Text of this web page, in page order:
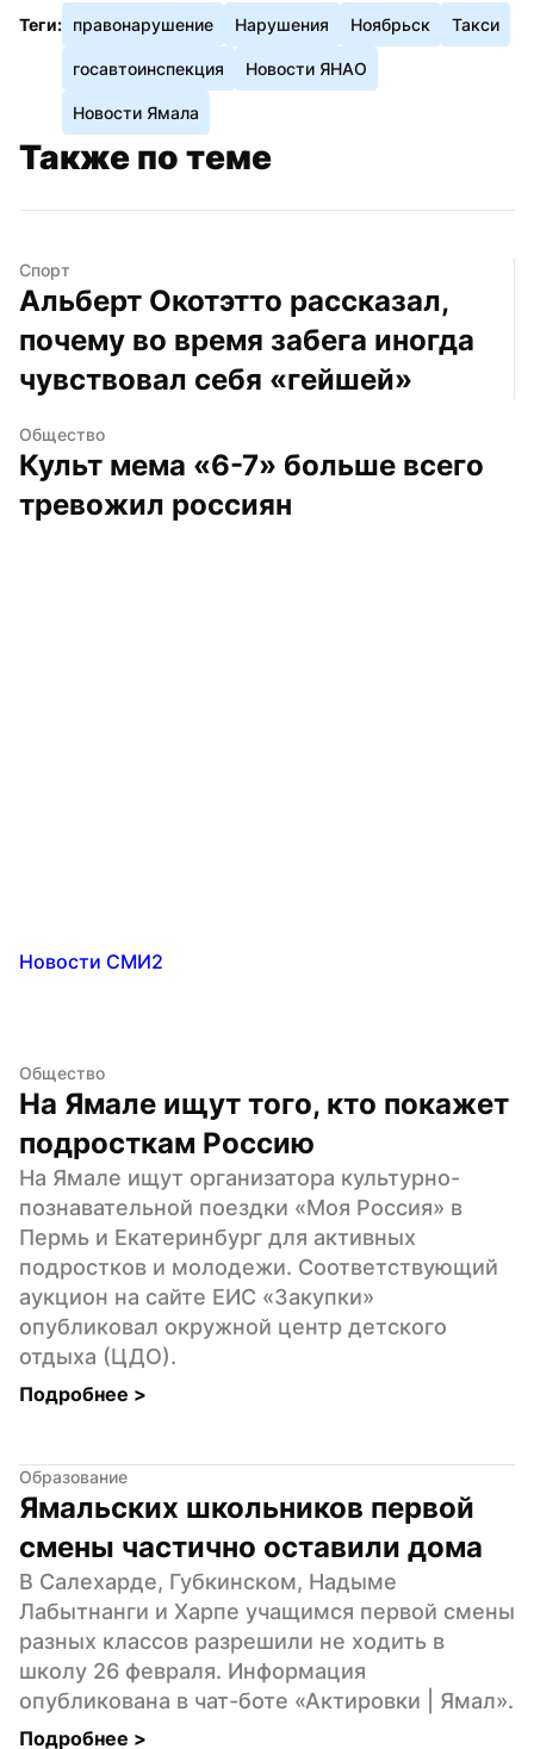
Теги: правонарушение Нарушения Ноябрьск Такси
госавтоинспекция Новости ЯНАО
Новости Ямала
Также по теме
Спорт
Альберт Окотэтто рассказал,
почему во время забега иногда
чувствовал себя «гейшей»
Общество
Культ мема «6-7» больше всего
тревожил россиян
Новости СМИ2
Общество
На Ямале ищут того, кто покажет
подросткам Россию
На Ямале ищут организатора культурно-
познавательной поездки «Моя Россия» в
Пермь и Екатеринбург для активных
подростков и молодежи. Соответствующий
аукцион на сайте ЕИС «Закупки»
опубликовал окружной центр детского
отдыха (ЦДО).
Подробнее >
Образование
Ямальских школьников первой
смены частично оставили дома
В Салехарде, Губкинском, Надыме
Лабытнанги и Харпе учащимся первой смены
разных классов разрешили не ходить в
школу 26 февраля. Информация
опубликована в чат-боте «Актировки | Ямал».
Подробнее >